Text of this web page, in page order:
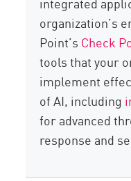
organization’s
Point’s Check
tools that your
implement
of AI, including
for advanced
response and